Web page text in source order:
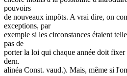
pouvoirs
de nouveaux impôts. A vrai dire, on
exceptions, par
exemple si les circonstances étaient
pas de
porter la loi qui chaque année doit
dern.
alinéa Const. vaud.). Mais, même si